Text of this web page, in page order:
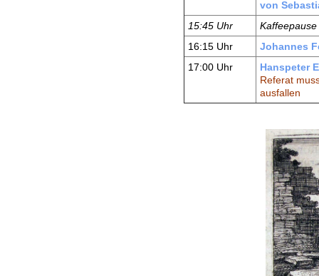
von
15:45 Uhr
Kaffeepause
16:15 Uhr
Johannes
17:00 Uhr
Hanspeter
Referat
ausfallen